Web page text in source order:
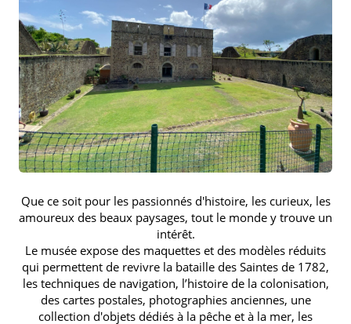
Que ce soit pour les passionnés d'histoire, les curieux, les
amoureux des beaux paysages, tout le monde y trouve un
intérêt.
Le musée expose des maquettes et des modèles réduits
qui permettent de revivre la bataille des Saintes de 1782,
les techniques de navigation, l’histoire de la colonisation,
des cartes postales, photographies anciennes, une
collection d'objets dédiés à la pêche et à la mer, les